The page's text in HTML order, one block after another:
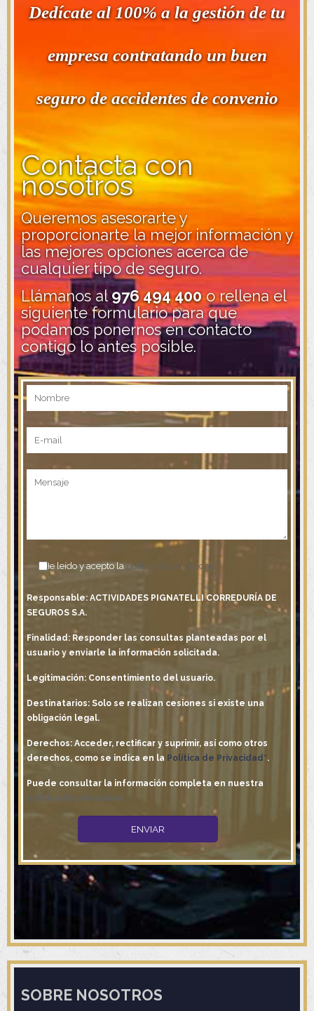
Dedícate al 100% a la gestión de tu
empresa contratando un buen
seguro de accidentes de convenio
Contacta con
nosotros
Queremos asesorarte y
proporcionarte la mejor información y
las mejores opciones acerca de
cualquier tipo de seguro.
Llámanos al976 494 400o rellena el
siguiente formulario para que
podamos ponernos en contacto
contigo lo antes posible.
He leído y acepto lapolítica de privacidad
Responsable: ACTIVIDADES PIGNATELLI CORREDURÍA DE
SEGUROS S.A.
Finalidad: Responder las consultas planteadas por el
usuario y enviarle la información solicitada.
Legitimación: Consentimiento del usuario.
Destinatarios: Solo se realizan cesiones si existe una
obligación legal.
Derechos: Acceder, rectificar y suprimir, así como otros
derechos, como se indica en la Política de Privacidad*.
Puede consultar la información completa en nuestra
política de privacidad
SOBRE NOSOTROS